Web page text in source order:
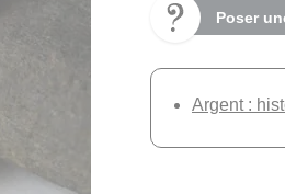
Poser
Argent :